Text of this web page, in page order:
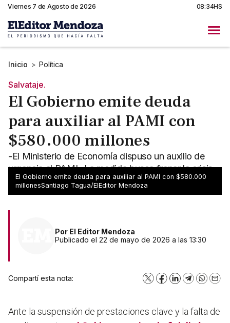
Viernes 7 de Agosto de 2026 08:34HS
Inicio > Política
Salvataje.
El Gobierno emite deuda
para auxiliar al PAMI con
$580.000 millones
-El Ministerio de Economía dispuso un auxilio de
urgencia al PAMI -La medida busca frenar la crisis
de prestadores
El Gobierno emite deuda para auxiliar al PAMI con $580.000
millonesSantiago Tagua/ElEditor Mendoza
Por El Editor Mendoza
Publicado el 22 de mayo de 2026 a las 13:30
Compartí esta nota: X Facebook
LinkedInTelegram
Ante la suspensión de prestaciones clave y la falta de